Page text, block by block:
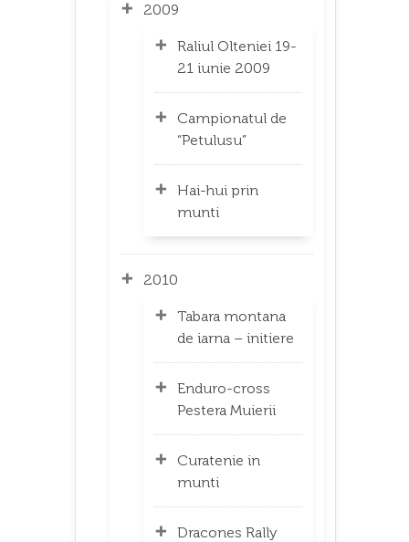
2009
Raliul Olteniei 19-
21 iunie 2009
Campionatul de
“Petulusu”
Hai-hui prin
munti
2010
Tabara montana
de iarna – initiere
Enduro-cross
Pestera Muierii
Curatenie in
munti
Dracones Rally